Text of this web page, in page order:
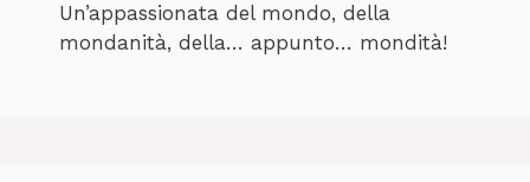
Un’appassionata del mondo, della
mondanità, della… appunto… mondità!